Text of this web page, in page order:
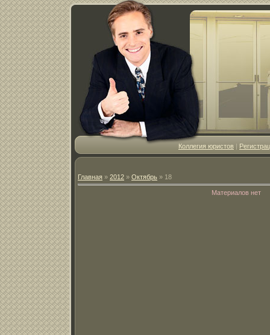
Коллегия юристов |
Главная » 2012 » Октябрь » 18
Материалов нет